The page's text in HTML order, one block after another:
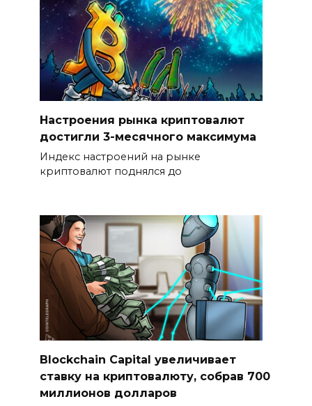
Настроения рынка криптовалют
достигли 3-месячного максимума
Индекс настроений на рынке
криптовалют поднялся до
Blockchain Capital увеличивает
ставку на криптовалюту, собрав 700
миллионов долларов